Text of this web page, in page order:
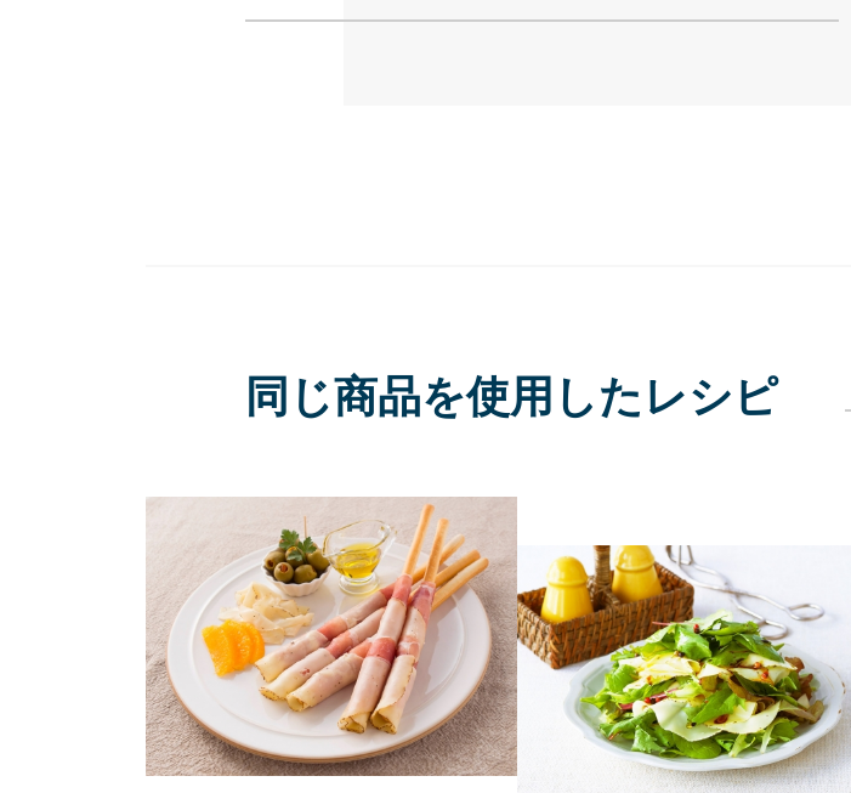
同じ商品を使用したレシピ